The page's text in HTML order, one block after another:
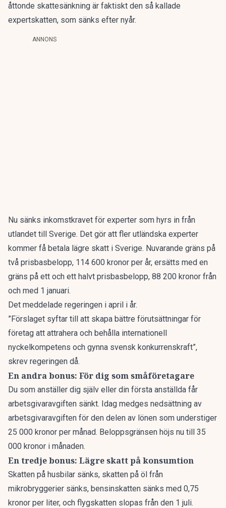
åttonde skattesänkning är faktiskt den så kallade
expertskatten, som sänks efter nyår.
ANNONS
Nu sänks inkomstkravet för experter som hyrs in från
utlandet till Sverige. Det gör att fler utländska experter
kommer få betala lägre skatt i Sverige. Nuvarande gräns på
två prisbasbelopp, 114 600 kronor per år, ersätts med en
gräns på ett och ett halvt prisbasbelopp, 88 200 kronor från
och med 1 januari.
Det meddelade regeringen i april i år.
”Förslaget syftar till att skapa bättre förutsättningar för
företag att attrahera och behålla internationell
nyckelkompetens och gynna svensk konkurrens­kraft”,
skrev regeringen då.
En andra bonus: För dig som småföretagare
Du som anställer dig själv eller din första anställda får
arbetsgivaravgiften sänkt. Idag medges nedsättning av
arbetsgivaravgiften för den delen av lönen som understiger
25 000 kronor per månad. Beloppsgränsen höjs nu till 35
000 kronor i månaden.
En tredje bonus: Lägre skatt på konsumtion
Skatten på husbilar sänks, skatten på öl från
mikrobryggerier sänks, bensinskatten sänks med 0,75
kronor per liter, och flygskatten slopas från den 1 juli.